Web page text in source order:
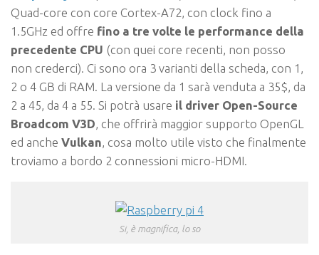
Quad-core con core Cortex-A72, con clock fino a
1.5GHz ed offre fino a tre volte le performance della
precedente CPU (con quei core recenti, non posso
non crederci). Ci sono ora 3 varianti della scheda, con 1,
2 o 4 GB di RAM. La versione da 1 sarà venduta a 35$, da
2 a 45, da 4 a 55. Si potrà usare il driver Open-Source
Broadcom V3D , che offrirà maggior supporto OpenGL
ed anche Vulkan , cosa molto utile visto che finalmente
troviamo a bordo 2 connessioni micro-HDMI.
Si, è magnifica, lo so